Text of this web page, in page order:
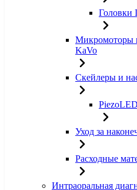
Головки
Микромоторы
KaVo
Скейлеры и
PiezoLED
Уход за
Расходные
Интраоральная